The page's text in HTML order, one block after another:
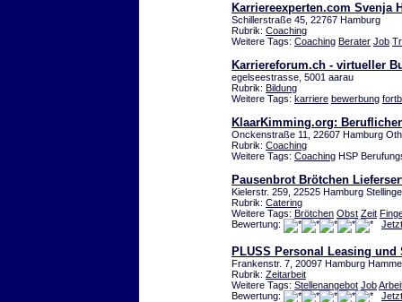
Karriereexperten.com Svenja
Schillerstraße 45, 22767 Hamburg
Rubrik: Coaching
Weitere Tags: Coaching Berater Job
Karriereforum.ch - virtueller
egelseestrasse, 5001 aarau
Rubrik: Bildung
Weitere Tags: karriere bewerbung
KlaarKimming.org:
Onckenstraße 11, 22607 Hamburg
Rubrik: Coaching
Weitere Tags: Coaching HSP
Pausenbrot Brötchen
Kielerstr. 259, 22525 Hamburg
Rubrik: Catering
Weitere Tags: Brötchen Obst Zeit
Bewertung:
PLUSS Personal Leasing und
Frankenstr. 7, 20097 Hamburg
Rubrik: Zeitarbeit
Weitere Tags: Stellenangebot Job
Bewertung: